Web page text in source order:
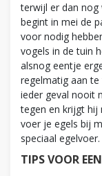
terwijl er dan nog
begint in mei de
voor nodig
vogels in de tuin
alsnog eentje
regelmatig aan te
ieder geval nooit
tegen en krijgt hij
voer je egels bij
speciaal
TIPS VOOR